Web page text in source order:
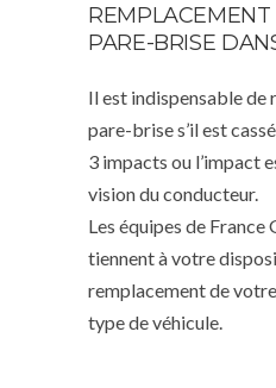
PARE-BRISE
Il est indispensable de
pare-brise s’il est
3 impacts ou l’impact
vision du conducteur.
Les équipes de France
tiennent à votre
remplacement de
type de véhicule.